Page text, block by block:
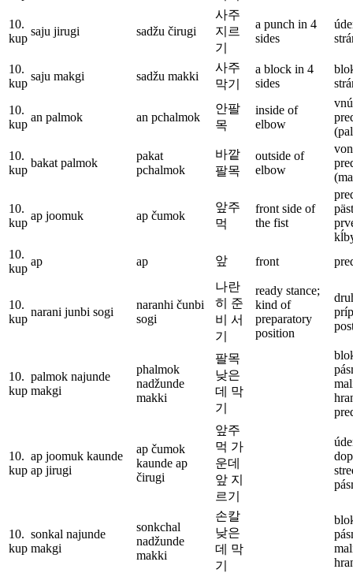
10.
kup
saju jirugi sadžu čirugi
사주
지르
기
a punch in 4
sides
10.
kup
saju makgi sadžu makki
사주
막기
a block in 4
sides
10.
kup
an palmok an pchalmok
안팔
목
inside of
elbow
10.
kup
bakat palmok
pakat
pchalmok
바깥
팔목
outside of
elbow
10.
kup
ap joomuk ap čumok
앞주
먹
front side of
the fist
10.
kup
ap ap 앞 front
10.
kup
narani junbi sogi
naranhi čunbi
sogi
나란
히 준
비 서
기
ready stance;
kind of
preparatory
position
10.
kup
palmok najunde
makgi
phalmok
nadžunde
makki
팔목
낮은
데 막
기
10.
kup
ap joomuk kaunde
ap jirugi
ap čumok
kaunde ap
čirugi
앞주
먹 가
운데
앞 지
르기
10.
kup
sonkal najunde
makgi
sonkchal
nadžunde
makki
손칼
낮은
데 막
기